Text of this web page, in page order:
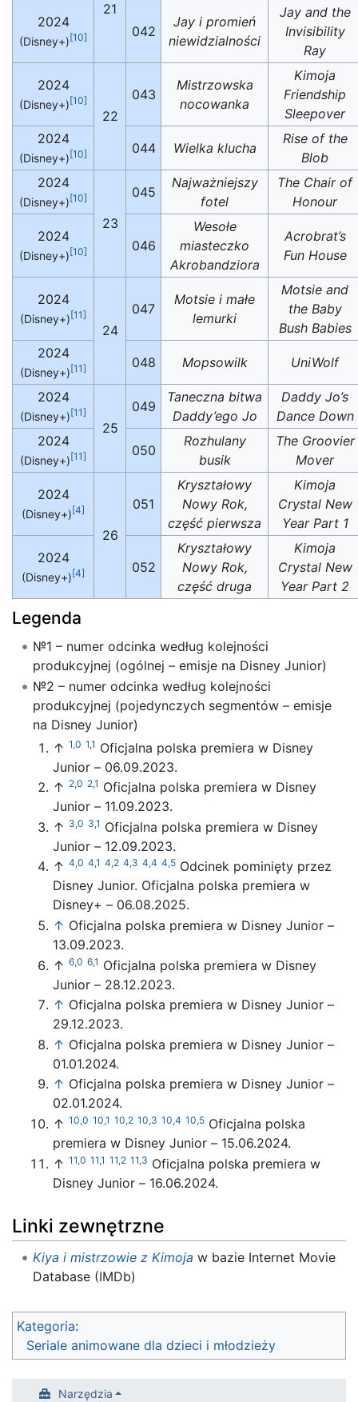
21
2024
(Disney+) [10] 042
Jay i promień
niewidzialności
Jay and the
Invisibility
Ray
2024
(Disney+) [10]
22
043
Mistrzowska
nocowanka
Kimoja
Friendship
Sleepover
2024
(Disney+) [10] 044 Wielka klucha
Rise of the
Blob
2024
(Disney+) [10]
23
045
Najważniejszy
fotel
The Chair of
Honour
2024
(Disney+) [10] 046
Wesołe
miasteczko
Akrobandziora
Acrobrat’s
Fun House
2024
(Disney+) [11]
24
047
Motsie i małe
lemurki
Motsie and
the Baby
Bush Babies
2024
(Disney+) [11] 048 Mopsowilk UniWolf
2024
(Disney+) [11]
25
049
Taneczna bitwa
Daddy’ego Jo
Daddy Jo’s
Dance Down
2024
(Disney+) [11] 050
Rozhulany
busik
The Groovier
Mover
2024
(Disney+) [4]
26
051
Kryształowy
Nowy Rok,
część pierwsza
Kimoja
Crystal New
Year Part 1
2024
(Disney+) [4] 052
Kryształowy
Nowy Rok,
część druga
Kimoja
Crystal New
Year Part 2
Legenda
№1 – numer odcinka według kolejności
produkcyjnej (ogólnej – emisje na Disney Junior)
№2 – numer odcinka według kolejności
produkcyjnej (pojedynczych segmentów – emisje
na Disney Junior)
↑1,0 1,1 Oficjalna polska premiera w Disney
Junior – 06.09.2023.
↑ 2,0 2,1 Oficjalna polska premiera w Disney
Junior – 11.09.2023.
↑ 3,0 3,1 Oficjalna polska premiera w Disney
Junior – 12.09.2023.
↑4,0 4,1 4,2 4,3 4,4 4,5 Odcinek pominięty przez
Disney Junior. Oficjalna polska premiera w
Disney+ – 06.08.2025.
↑ Oficjalna polska premiera w Disney Junior –
13.09.2023.
↑6,0 6,1 Oficjalna polska premiera w Disney
Junior – 28.12.2023.
↑ Oficjalna polska premiera w Disney Junior –
29.12.2023.
↑ Oficjalna polska premiera w Disney Junior –
01.01.2024.
↑ Oficjalna polska premiera w Disney Junior –
02.01.2024.
↑10,0 10,1 10,2 10,3 10,4 10,5 Oficjalna polska
premiera w Disney Junior – 15.06.2024.
↑11,0 11,1 11,2 11,3 Oficjalna polska premiera w
Disney Junior – 16.06.2024.
Linki zewnętrzne
Kiya i mistrzowie z Kimoja w bazie Internet Movie
Database (IMDb)
Kategoria:
Seriale animowane dla dzieci i młodzieży
Narzędzia